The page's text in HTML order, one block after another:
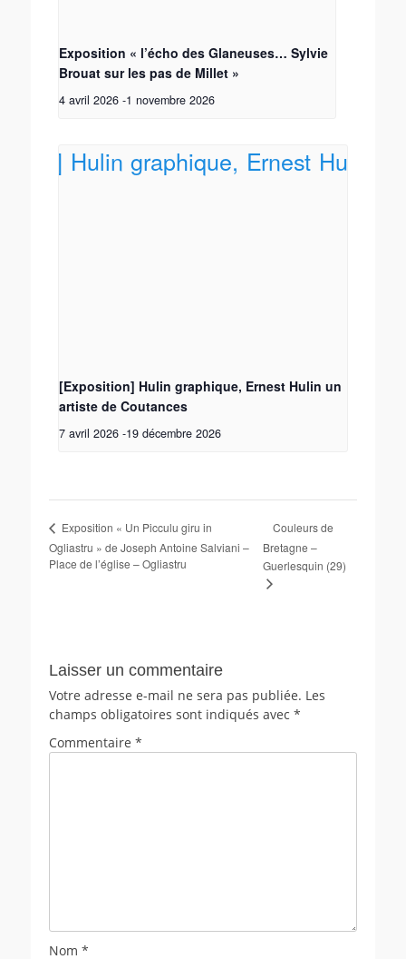
Exposition « l’écho des Glaneuses… Sylvie
Brouat sur les pas de Millet »
4 avril 2026 -1 novembre 2026
[Exposition] Hulin graphique, Ernest Hulin un
artiste de Coutances
7 avril 2026 -19 décembre 2026
Exposition « Un Picculu giru in
Ogliastru » de Joseph Antoine Salviani –
Place de l’église – Ogliastru
Couleurs de
Bretagne –
Guerlesquin (29)
Laisser un commentaire
Votre adresse e-mail ne sera pas publiée. Les
champs obligatoires sont indiqués avec *
Commentaire *
Nom *